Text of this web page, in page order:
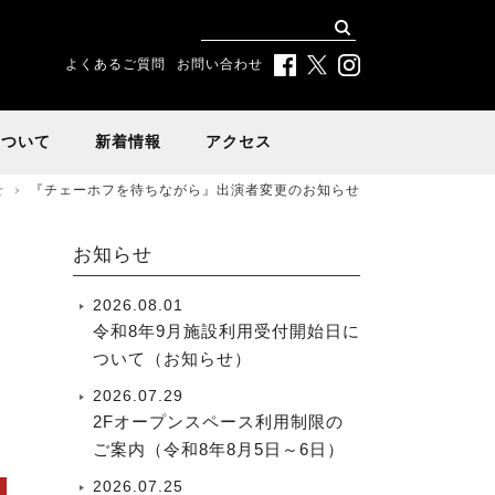
よくあるご質問 お問い合わせ
いて 新着情報 アクセス
『チェーホフを待ちながら』出演者変更のお知らせ
お知らせ
2026.08.01
令和8年9月施設利用受付開始日に
ついて（お知らせ）
2026.07.29
2Fオープンスペース利用制限の
ご案内（令和8年8月5日～6日）
2026.07.25